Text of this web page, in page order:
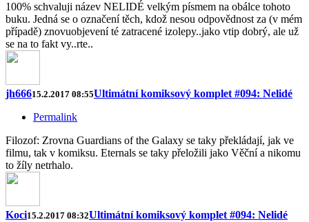
100% schvaluji název NELIDÉ velkým písmem na obálce tohoto
buku. Jedná se o označení těch, kdož nesou odpovědnost za (v mém
případě) znovuobjevení té zatracené izolepy..jako vtip dobrý, ale už
se na to fakt vy..rte..
jh66615.2.2017 08:55Ultimátní komiksový komplet #094: Nelidé
Permalink
Filozof: Zrovna Guardians of the Galaxy se taky překládají, jak ve
filmu, tak v komiksu. Eternals se taky přeložili jako Věční a nikomu
to žíly netrhalo.
Koci15.2.2017 08:32Ultimátní komiksový komplet #094: Nelidé